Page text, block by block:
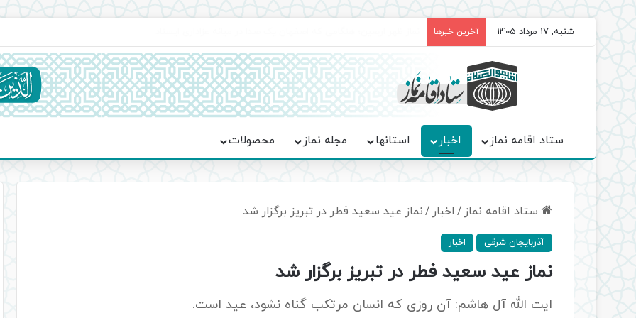
شنبه, 17 مرداد 1405 آخرین خبرها
ستاد اقامه نماز اخبار استانها مجله نماز محصولات
ستاد اقامه نماز / اخبار /نماز عید سعید فطر در تبریز برگزار شد
آذربایجان شرقی اخبار
نماز عید سعید فطر در تبریز برگزار شد
ایت الله آل هاشم: آن روزی که انسان مرتکب گناه نشود، عید است.